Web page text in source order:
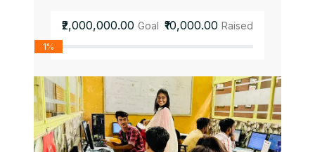
₹2,000,000.00 Goal ₹10,000.00 Raised
1%